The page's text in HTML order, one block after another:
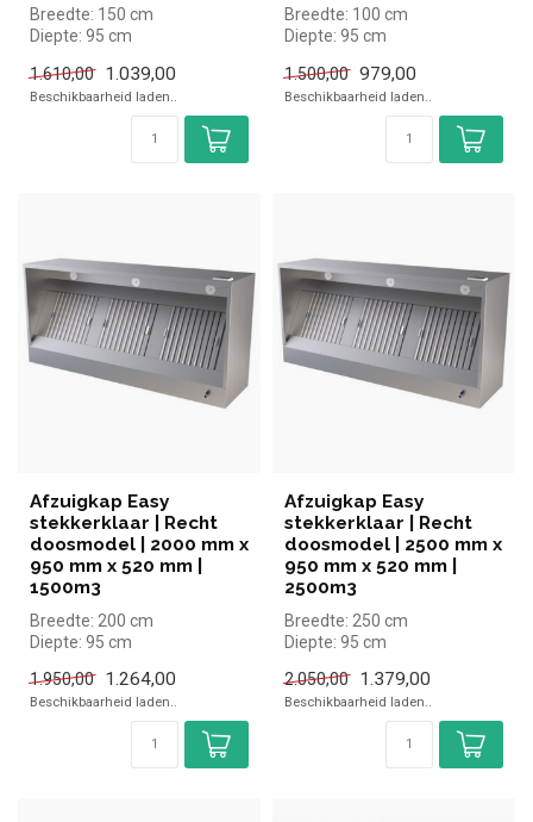
Breedte: 150 cm
Diepte: 95 cm
1.610,00
1.039,00
Beschikbaarheid laden..
Breedte: 100 cm
Diepte: 95 cm
1.500,00 979,00
Beschikbaarheid laden..
Afzuigkap Easy
stekkerklaar | Recht
doosmodel | 2000 mm x
950 mm x 520 mm |
1500m3
Breedte: 200 cm
Diepte: 95 cm
1.950,00
1.264,00
Beschikbaarheid laden..
Afzuigkap Easy
stekkerklaar | Recht
doosmodel | 2500 mm x
950 mm x 520 mm |
2500m3
Breedte: 250 cm
Diepte: 95 cm
2.050,00
1.379,00
Beschikbaarheid laden..